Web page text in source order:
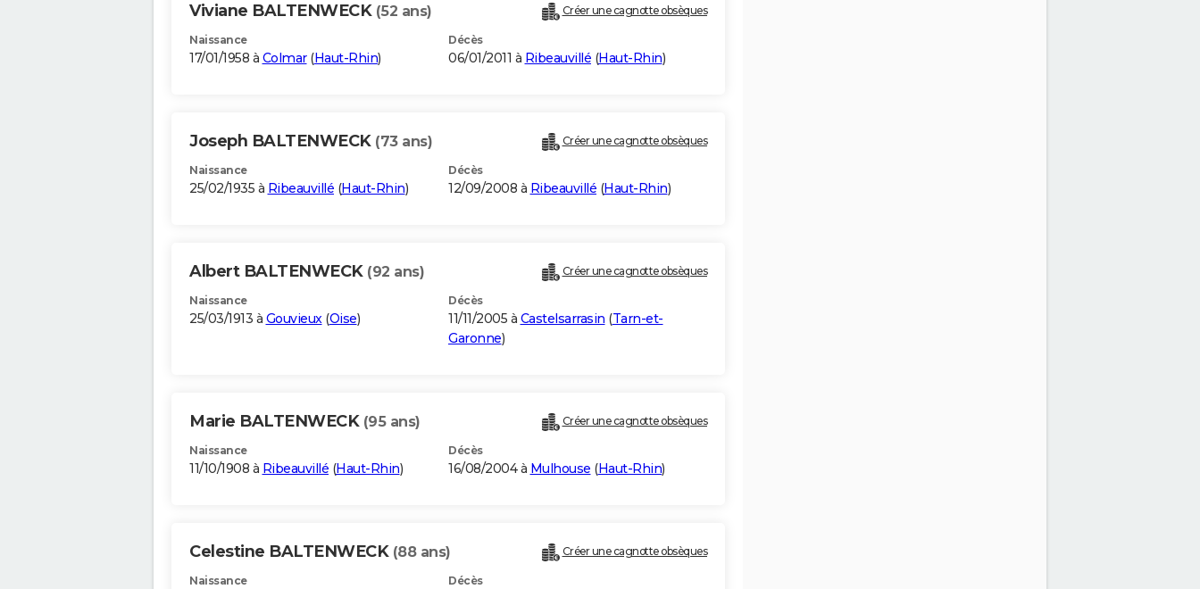
Viviane BALTENWECK (52 ans) Créer une cagnotte obsèques
Naissance
17/01/1958 à Colmar(Haut-Rhin)
Décès
06/01/2011 à Ribeauvillé (Haut-Rhin)
Joseph BALTENWECK (73 ans) Créer une cagnotte obsèques
Naissance
25/02/1935 à Ribeauvillé (Haut-Rhin)
Décès
12/09/2008 à Ribeauvillé (Haut-Rhin)
Albert BALTENWECK (92 ans) Créer une cagnotte obsèques
Naissance
25/03/1913 à Gouvieux(Oise)
Décès
11/11/2005 à Castelsarrasin (Tarn-et-
Garonne)
Marie BALTENWECK (95 ans) Créer une cagnotte obsèques
Naissance
11/10/1908 à Ribeauvillé (Haut-Rhin)
Décès
16/08/2004 à Mulhouse (Haut-Rhin)
Celestine BALTENWECK (88 ans) Créer une cagnotte obsèques
Naissance Décès